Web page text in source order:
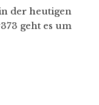
der heutigen
geht es um